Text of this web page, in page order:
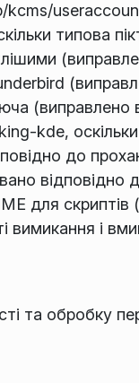
типова
(виправлено
kde,
до
відповідно
для
і
та обробку